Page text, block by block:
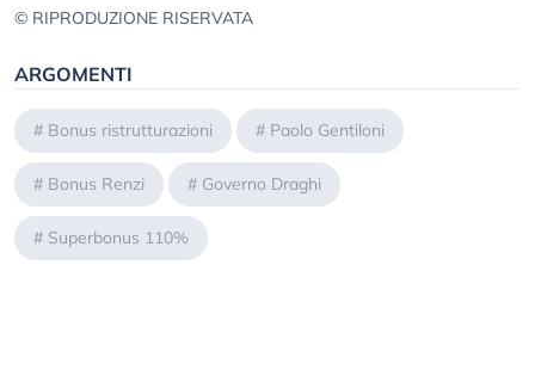
© RIPRODUZIONE RISERVATA
ARGOMENTI
# Bonus ristrutturazioni # Paolo Gentiloni
# Bonus Renzi # Governo Draghi
# Superbonus 110%